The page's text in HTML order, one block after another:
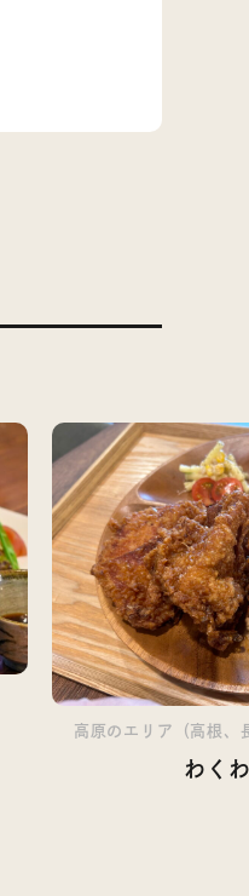
高原のエリア（高根、
わく